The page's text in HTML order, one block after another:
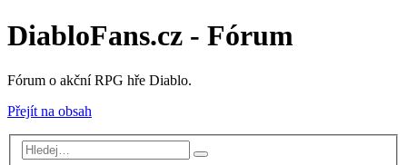
DiabloFans.cz - Fórum
Fórum o akční RPG hře Diablo.
Přejít na obsah